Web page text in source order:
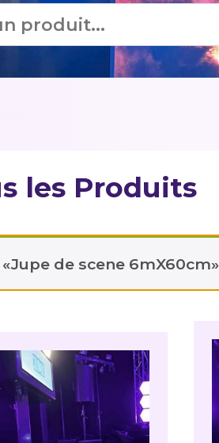
les Produits
«Jupe de scene